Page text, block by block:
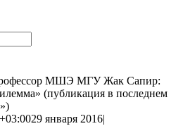
МШЭ МГУ Жак Сапир:
(публикация в последнем
29 января 2016|